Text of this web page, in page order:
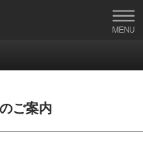
ご案内